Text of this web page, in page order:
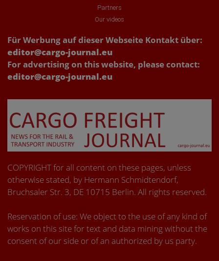
Partners
Our videos
Für Werbung auf dieser Webseite Kontakt über:
editor@cargo-journal.eu
For advertising on this website, please contact:
editor@cargo-journal.eu
COPYRIGHT for all content on these pages, unless
otherwise stated, by Hermann Schmidtendorf,
Bruchsaler Str. 3, DE 10715 Berlin. All rights reserved.
Reservation of use: We object to the use of any kind of
works on this site for text and data mining without the
consent of our side or of an authorized by us party.